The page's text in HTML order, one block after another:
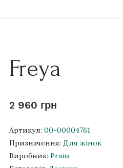
Freya
2 960 грн
Артикул: 00-00004761
Призначення: Для жінок
Виробник: Prana